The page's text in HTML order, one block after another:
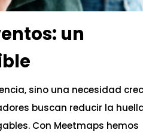
un
sino una necesidad
buscan reducir la
Con Meetmaps hemos